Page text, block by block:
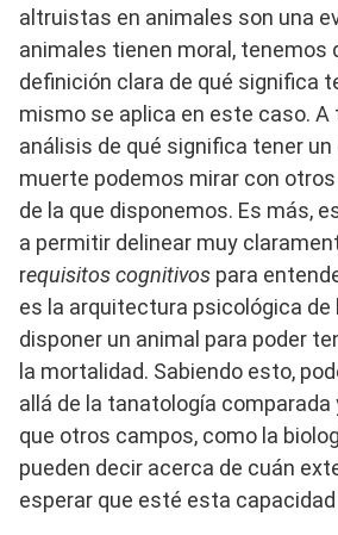
altruistas en animales son una
animales tienen moral, tenemos
definición clara de qué significa
mismo se aplica en este caso. A
análisis de qué significa tener
muerte podemos mirar con
de la que disponemos. Es más,
a permitir delinear muy
requisitos cognitivos para
es la arquitectura psicológica de
disponer un animal para poder
la mortalidad. Sabiendo esto,
allá de la tanatología comparada
que otros campos, como la
pueden decir acerca de cuán
esperar que esté esta